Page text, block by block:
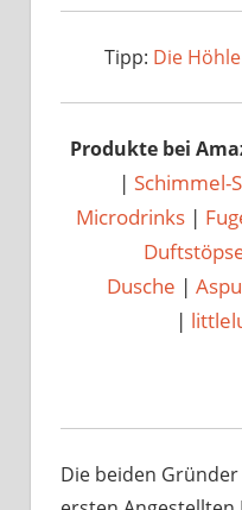
Tipp: Die
Produkte bei
| Schimmel-
Microdrinks |
Dusche |
|
Die beiden